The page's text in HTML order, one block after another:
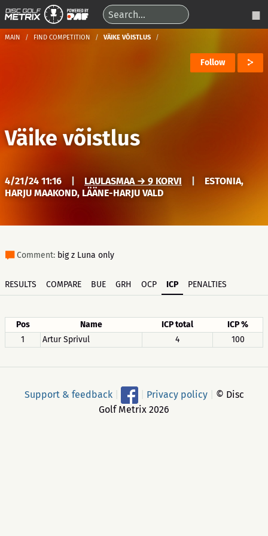
MAIN FIND COMPETITION VÄIKE VÕISTLUS
Follow
Väike võistlus
4/21/24 11:16 LAULASMAA → 9 KORVI
ESTONIA,
HARJU MAAKOND, LÄÄNE-HARJU VALD
Comment: big z Luna only
RESULTS COMPARE BUE GRH OCP ICP PENALTIES
Pos Name ICP total
ICP %
1
Artur Sprivul 4 100
Support & feedback Privacy policy
© Disc
Golf Metrix 2026